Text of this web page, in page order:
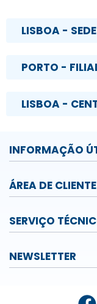
LISBOA - SEDE
PORTO -
LISBOA -
INFORMAÇÃO
ÁREA DE CLIENTE
SERVIÇO
NEWSLETTER